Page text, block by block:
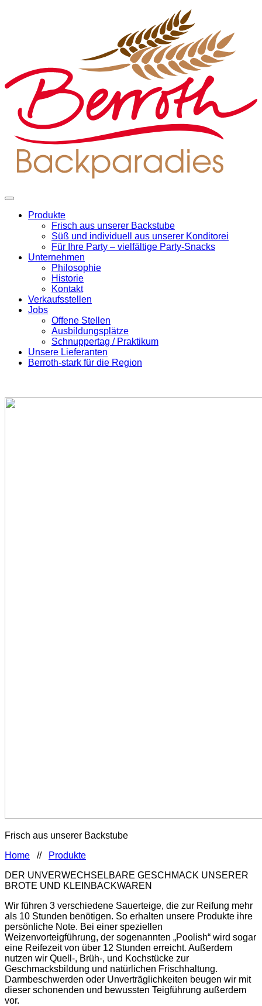
Produkte
Frisch aus unserer Backstube
Süß und individuell aus unserer Konditorei
Für Ihre Party – vielfältige Party-Snacks
Unternehmen
Philosophie
Historie
Kontakt
Verkaufsstellen
Jobs
Offene Stellen
Ausbildungsplätze
Schnuppertag / Praktikum
Unsere Lieferanten
Berroth-stark für die Region
Frisch aus unserer Backstube
Home //
Produkte
DER UNVERWECHSELBARE GESCHMACK UNSERER
BROTE UND KLEINBACKWAREN
Wir führen 3 verschiedene Sauerteige, die zur Reifung mehr
als 10 Stunden benötigen. So erhalten unsere Produkte ihre
persönliche Note. Bei einer speziellen
Weizenvorteigführung, der sogenannten „Poolish“ wird sogar
eine Reifezeit von über 12 Stunden erreicht. Außerdem
nutzen wir Quell-, Brüh-, und Kochstücke zur
Geschmacksbildung und natürlichen Frischhaltung.
Darmbeschwerden oder Unverträglichkeiten beugen wir mit
dieser schonenden und bewussten Teigführung außerdem
vor.